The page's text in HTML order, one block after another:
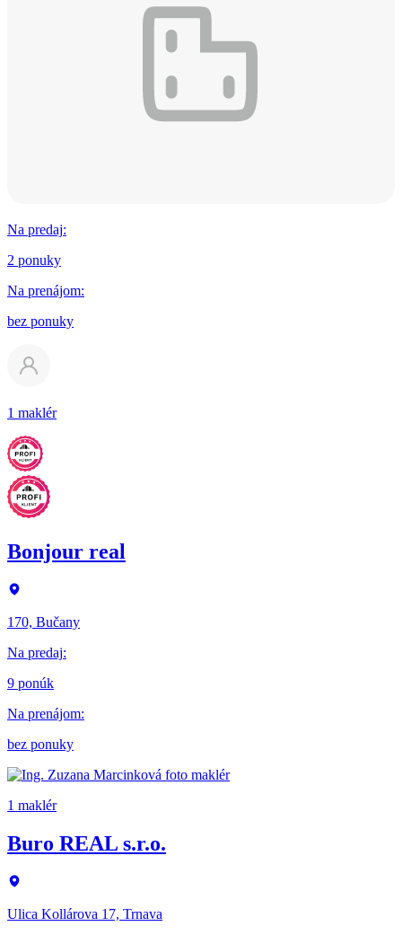
Na predaj:
2 ponuky
Na prenájom:
bez ponuky
1 maklér
Bonjour real
170, Bučany
Na predaj:
9 ponúk
Na prenájom:
bez ponuky
1 maklér
Buro REAL s.r.o.
Ulica Kollárova 17, Trnava